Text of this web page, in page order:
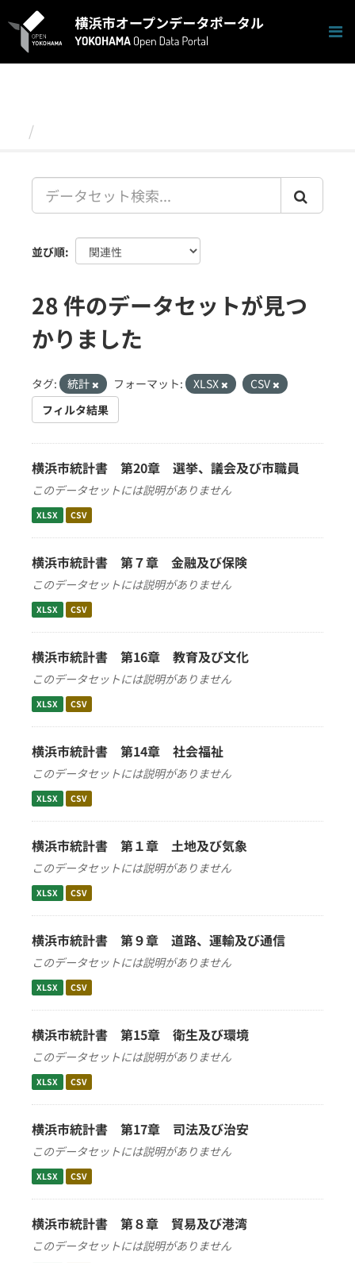
キ
並び順
28 件のデータセットが見つ
かりました
タグ: 統計 フォーマット: XLSX
CSV
フィルタ結果
横浜市統計書 第20章 選挙、議会及び市職員
このデータセットには説明がありません
XLSX CSV
横浜市統計書 第７章 金融及び保険
このデータセットには説明がありません
XLSX CSV
横浜市統計書 第16章 教育及び文化
このデータセットには説明がありません
XLSX CSV
横浜市統計書 第14章 社会福祉
このデータセットには説明がありません
XLSX CSV
横浜市統計書 第１章 土地及び気象
このデータセットには説明がありません
XLSX CSV
横浜市統計書 第９章 道路、運輸及び通信
このデータセットには説明がありません
XLSX CSV
横浜市統計書 第15章 衛生及び環境
このデータセットには説明がありません
XLSX CSV
横浜市統計書 第17章 司法及び治安
このデータセットには説明がありません
XLSX CSV
横浜市統計書 第８章 貿易及び港湾
このデータセットには説明がありません